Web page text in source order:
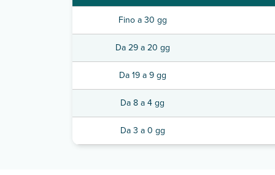
Fino a 30 gg
Da 29 a 20 gg
Da 19 a 9 gg
Da 8 a 4 gg
Da 3 a 0 gg